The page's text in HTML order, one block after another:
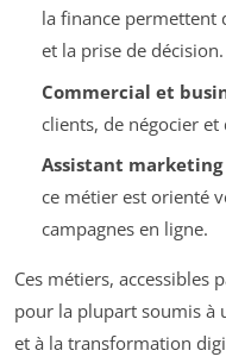
la finance permettent
et la prise de décision.
Commercial et
clients, de négocier et
Assistant
ce métier est orienté
campagnes en ligne.
Ces métiers, accessibles
pour la plupart soumis à
et à la transformation